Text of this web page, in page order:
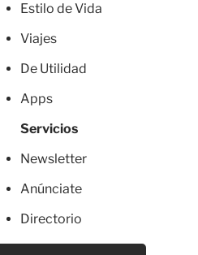
Estilo de Vida
Viajes
De Utilidad
Apps
Servicios
Newsletter
Anúnciate
Directorio
Suscripciones